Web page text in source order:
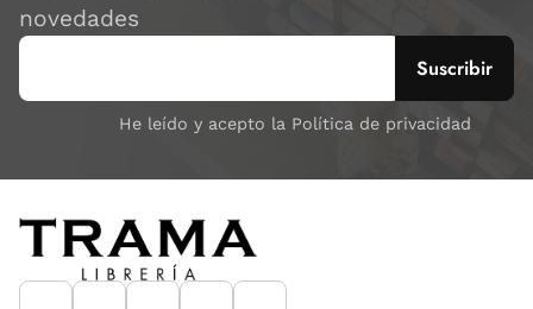
novedades
He leído y acepto la Política de privacidad